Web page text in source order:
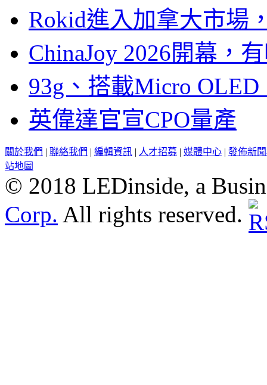
Rokid進入加拿大市場
ChinaJoy 2026開幕，
93g、搭載Micro
英偉達官宣CPO量產
關於我們 | 聯絡我們 | 編輯資訊 | 人才招募 | 媒體中心 | 發佈新
站地圖
© 2018 LEDinside, a
Corp. All rights reserved.